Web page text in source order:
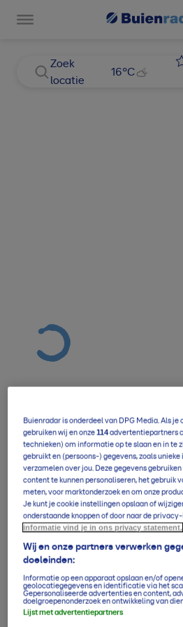
Zoek
locatie
16°C
Verwachting overzicht
5-daagse per uur
14-daagse verwachting
Klimaatgemiddelden
Buienradar is onderdeel van DPG Media. Als je
gebruiken wij en onze114advertentiepartners
technieken) om informatie op te slaan en in te
gebruikt en (persoons-) gegevens, zoals unieke
verzamelen over jou. Deze gegevens
content te kunnen personaliseren, het gebruik
meten, voor marktonderzoek en om onze
Je kunt je cookie instellingen opslaan of
onderstaande knoppen of door naar de
informatie vind je in ons privacy statement.
Wij en onze partners verwerken
doeleinden:
Informatie op een apparaat opslaan en/of
geolocatiegegevens en identificatie via het
Gepersonaliseerde advertenties en content,
doelgroepenonderzoek en ontwikkeling van
Lijst met advertentiepartners